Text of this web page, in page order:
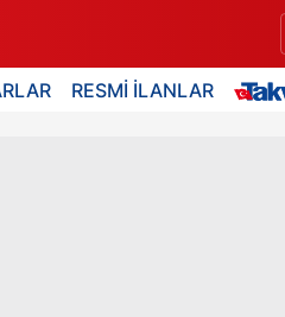
RESMİ İLANLAR